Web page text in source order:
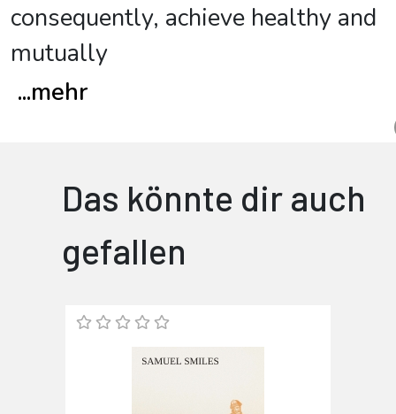
consequently, achieve healthy and
mutually
...mehr
Das könnte dir auch
gefallen